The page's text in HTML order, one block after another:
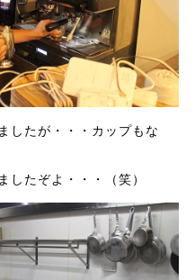
したが・・・カップもな
したぞよ・・・（笑）